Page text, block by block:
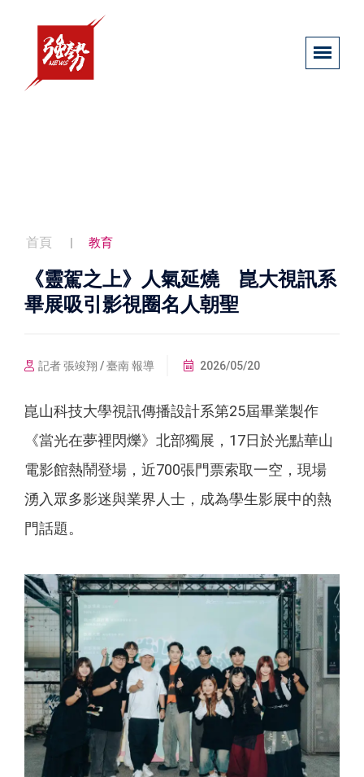
首頁 教育
《靈駕之上》人氣延燒 崑大視訊系
畢展吸引影視圈名人朝聖
記者 張竣翔 / 臺南 報導 2026/05/20
崑山科技大學視訊傳播設計系第25屆畢業製作
《當光在夢裡閃爍》北部獨展，17日於光點華山
電影館熱鬧登場，近700張門票索取一空，現場
湧入眾多影迷與業界人士，成為學生影展中的熱
門話題。